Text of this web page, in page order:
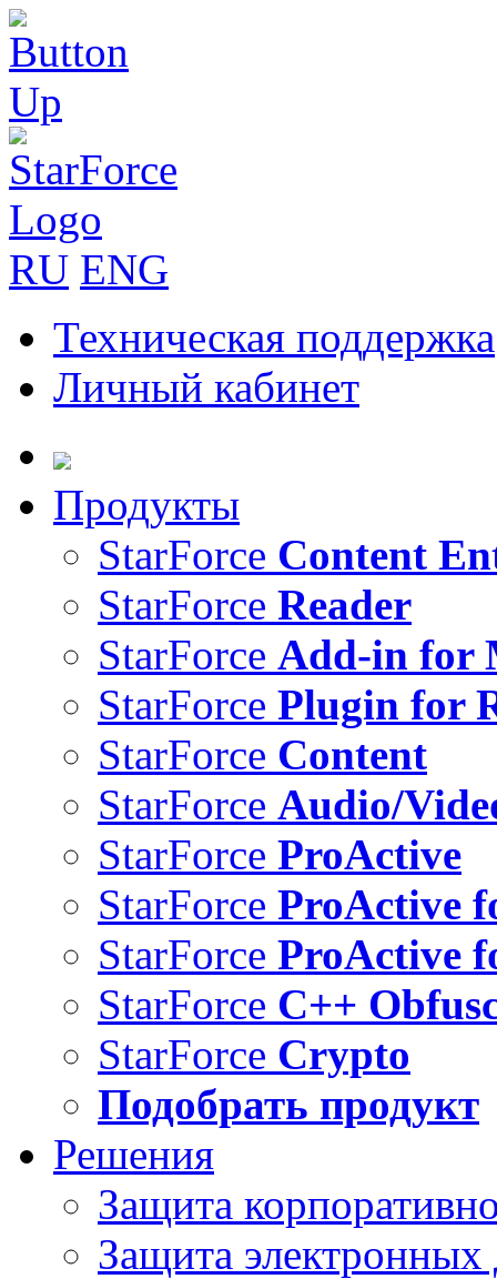
RU ENG
Техническая поддержка
Личный кабинет
Продукты
StarForce Content
StarForce Reader
StarForce Add-in for
StarForce Plugin for
StarForce Content
StarForce Audio/
StarForce ProActive
StarForce ProActive
StarForce ProActive
StarForce C++
StarForce Crypto
Подобрать продукт
Решения
Защита
Защита электронных